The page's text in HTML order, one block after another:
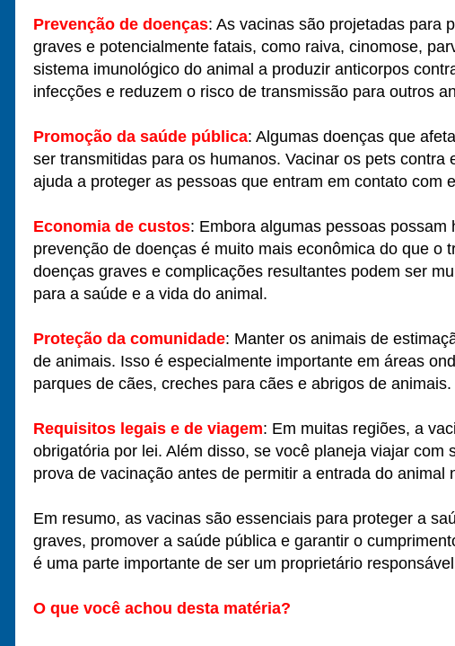
Prevenção de doenças: As vacinas são projetadas para
graves e potencialmente fatais, como raiva, cinomose,
sistema imunológico do animal a produzir anticorpos
infecções e reduzem o risco de transmissão para outros
Promoção da saúde pública: Algumas doenças que
ser transmitidas para os humanos. Vacinar os pets
ajuda a proteger as pessoas que entram em contato com
Economia de custos: Embora algumas pessoas
prevenção de doenças é muito mais econômica do que o
doenças graves e complicações resultantes podem ser
para a saúde e a vida do animal.
Proteção da comunidade: Manter os animais de
de animais. Isso é especialmente importante em áreas
parques de cães, creches para cães e abrigos de animais.
Requisitos legais e de viagem: Em muitas regiões, a
obrigatória por lei. Além disso, se você planeja viajar
prova de vacinação antes de permitir a entrada do animal
Em resumo, as vacinas são essenciais para proteger a
graves, promover a saúde pública e garantir o
é uma parte importante de ser um proprietário
O que você achou desta matéria?